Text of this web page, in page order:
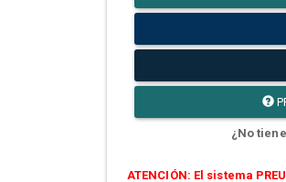
¿No
ATENCIÓN: El sistema